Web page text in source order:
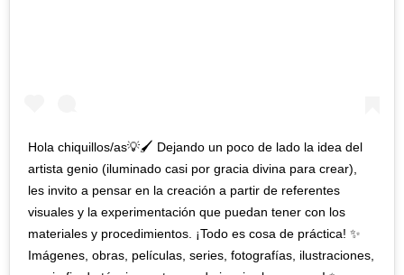
Hola chiquillos/as💡🖌️ Dejando un poco de lado la idea del
artista genio (iluminado casi por gracia divina para crear),
les invito a pensar en la creación a partir de referentes
visuales y la experimentación que puedan tener con los
materiales y procedimientos. ¡Todo es cosa de práctica! ✨
Imágenes, obras, películas, series, fotografías, ilustraciones,